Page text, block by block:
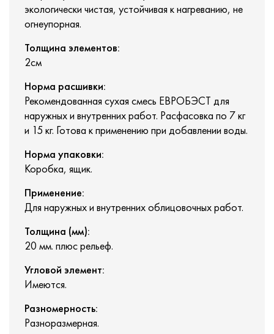
экологически чистая, устойчивая к нагреванию, не
огнеупорная.
Толщина элементов:
2см
Норма расшивки:
Рекомендованная сухая смесь ЕВРОБЭСТ для
наружных и внутренних работ. Расфасовка по 7 кг
и 15 кг. Готова к применению при добавлении воды.
Норма упаковки:
Коробка, ящик.
Применение:
Для наружных и внутренних облицовочных работ.
Толщина (мм):
20 мм. плюс рельеф.
Угловой элемент:
Имеются.
Разномерность:
Разноразмерная.